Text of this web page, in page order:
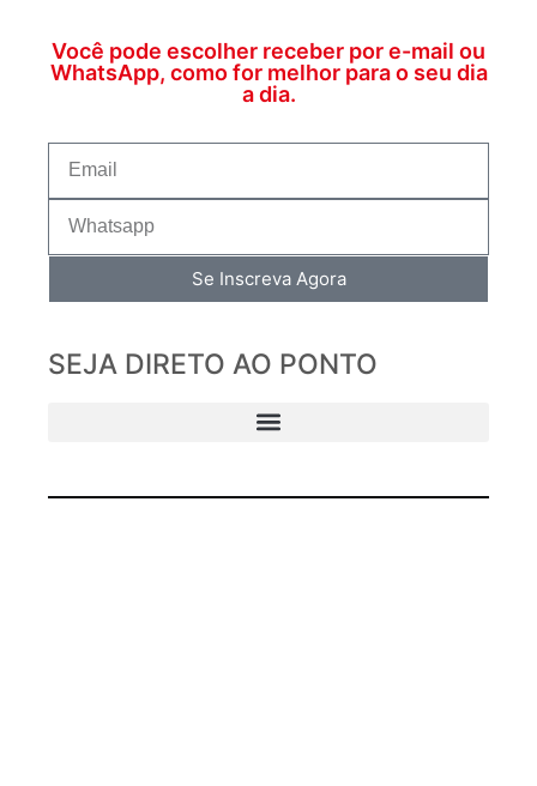
Você pode escolher receber por e-mail ou
WhatsApp, como for melhor para o seu dia
a dia.
Se Inscreva Agora
SEJA DIRETO AO PONTO